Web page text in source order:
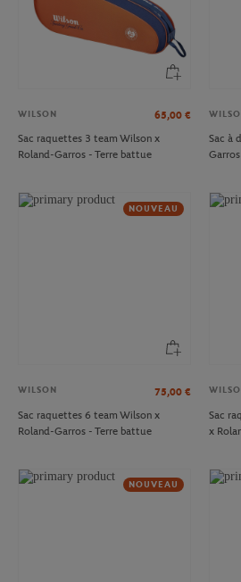
WILSON 65,00 €
Sac raquettes 3 team Wilson x
Roland-Garros - Terre battue
Sac à
NOUVEAU
WILSON 75,00 €
Sac raquettes 6 team Wilson x
Roland-Garros - Terre battue
Sac
x
NOUVEAU